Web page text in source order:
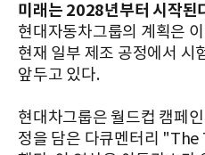
미래는 2028년부터 시작된
현대자동차그룹의 계획은
현재 일부 제조 공정에서 시
앞두고 있다.
현대차그룹은 월드컵 캠페
정을 담은 다큐멘터리